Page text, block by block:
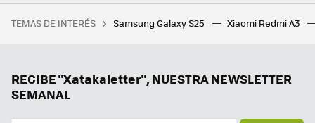
La PlayStation 5 Pro ya está aquí, pero yo no la necesito. Así es como juego a la Play desde mi móvil Android
Si la pregunta es cuánto dinero existe en el mundo por persona, este revelador gráfico tiene la respuesta
TEMAS DE INTERÉS Samsung Galaxy S25 Xiaomi Redmi A3
RECIBE "Xatakaletter", NUESTRA NEWSLETTER
SEMANAL